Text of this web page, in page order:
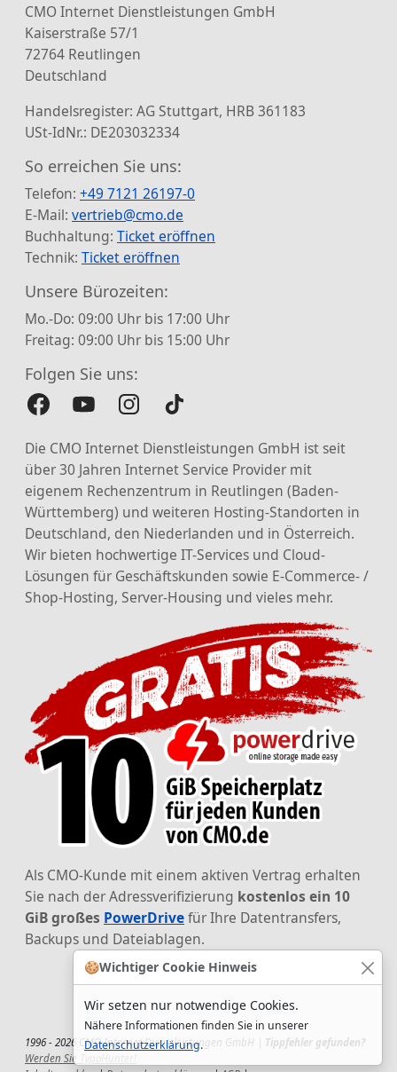
🍪Wichtiger Cookie Hinweis
Wir setzen nur notwendige Cookies.
Nähere Informationen finden Sie in unserer
Datenschutzerklärung.
CMO Internet Dienstleistungen GmbH
Kaiserstraße 57/1
72764 Reutlingen
Deutschland
Handelsregister: AG Stuttgart, HRB 361183
USt-IdNr.: DE203032334
So erreichen Sie uns:
Telefon: +49 7121 26197-0
E-Mail: vertrieb@cmo.de
Buchhaltung: Ticket eröffnen
Technik: Ticket eröffnen
Unsere Bürozeiten:
Mo.-Do: 09:00 Uhr bis 17:00 Uhr
Freitag: 09:00 Uhr bis 15:00 Uhr
Folgen Sie uns:
Die CMO Internet Dienstleistungen GmbH ist seit
über 30 Jahren Internet Service Provider mit
eigenem Rechenzentrum in Reutlingen (Baden-
Württemberg) und weiteren Hosting-Standorten in
Deutschland, den Niederlanden und in Österreich.
Wir bieten hochwertige IT-Services und Cloud-
Lösungen für Geschäftskunden sowie E-Commerce- /
Shop-Hosting, Server-Housing und vieles mehr.
Als CMO-Kunde mit einem aktiven Vertrag erhalten
Sie nach der Adressverifizierung kostenlos ein 10
GiB großes PowerDrivefür Ihre Datentransfers,
Backups und Dateiablagen.
1996 - 2026 CMO Internet Dienstleistungen GmbH | Tippfehler gefunden?
Werden Sie TypoHunter!